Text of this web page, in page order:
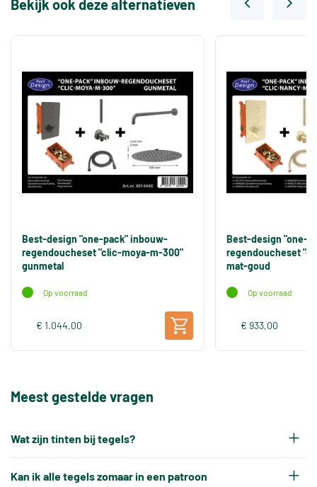
Bekijk ook deze alternatieven
Best-design "one-pack" inbouw-
regendoucheset "clic-moya-m-300"
gunmetal
Op voorraad
€ 1.044,00
Best-design "one-
regendoucheset
mat-goud
Op voorraad
€ 933,00
Meest gestelde vragen
Wat zijn tinten bij tegels?
Kan ik alle tegels zomaar in een patroon